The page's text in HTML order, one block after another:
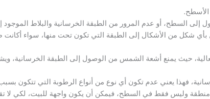
السطح، أو عدم المرور من الطبقة الخرسانية والبلاط الموجود
شكل من الأشكال إلى الطبقة التي تكون تحت منها، سواء أكانت
حيث يمنع أشعة الشمس من الوصول إلى الطبقة
فهذا يعني عدم تكون أي نوع من أنواع الرطوبة التي تتكون
وليس فقط في السطح، فيمكن أن يكون واجهة للبيت، لكي لا